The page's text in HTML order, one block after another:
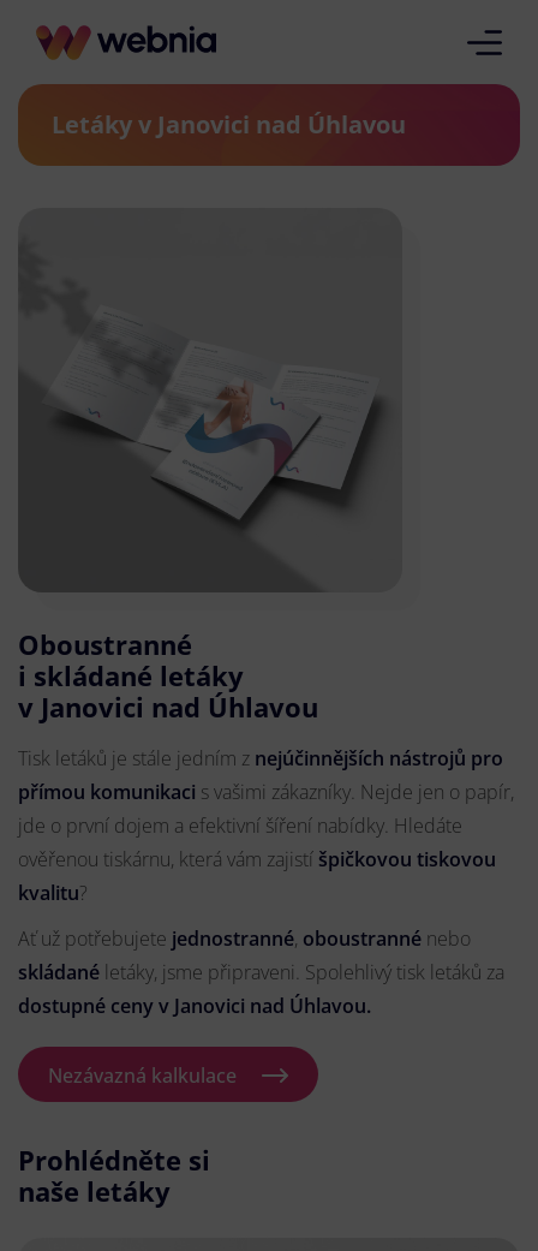
Letáky v Janovici nad Úhlavou
Oboustranné
i skládané letáky
v Janovici nad Úhlavou
Tisk letáků je stále jedním z nejúčinnějších nástrojů pro
přímou komunikaci s vašimi zákazníky. Nejde jen o papír,
jde o první dojem a efektivní šíření nabídky. Hledáte
ověřenou tiskárnu, která vám zajistí špičkovou tiskovou
kvalitu?
Ať už potřebujete jednostranné, oboustranné nebo
skládané letáky, jsme připraveni. Spolehlivý tisk letáků za
dostupné ceny v Janovici nad Úhlavou.
Nezávazná kalkulace
Prohlédněte si
naše letáky